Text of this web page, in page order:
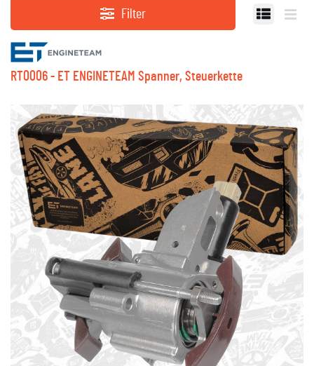
Filter
RT0006 - ET ENGINETEAM Spanner, Steuerkette